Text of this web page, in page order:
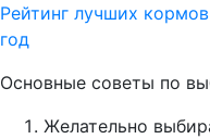
Рейтинг лучших
год
Основные советы по
Желательно